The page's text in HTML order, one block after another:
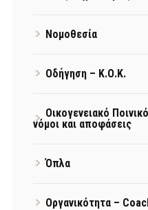
Νομοθεσία
Οδήγηση – Κ.Ο.Κ.
Οικογενειακό
νόμοι και αποφάσεις
Όπλα
Οργανικότητα –